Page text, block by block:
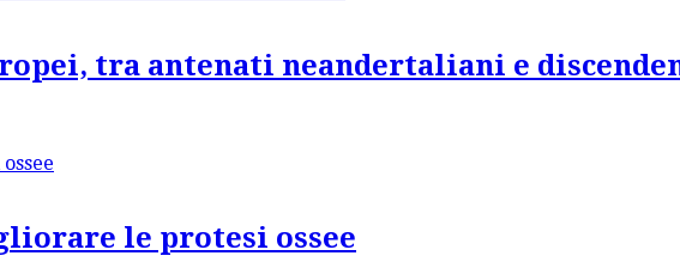
tra antenati neandertaliani e
le protesi ossee